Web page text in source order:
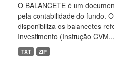
O BALANCETE é um
pela contabilidade do fundo.
disponibiliza os balancetes
Investimento (Instrução CVM...
TXT ZIP